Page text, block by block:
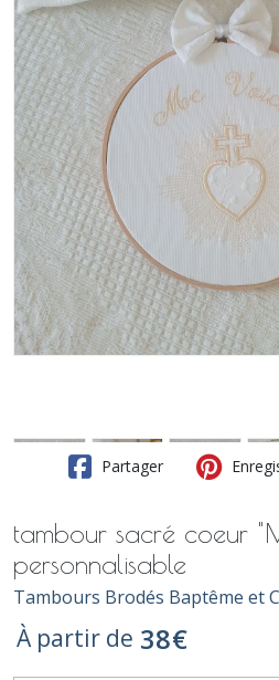
Partager
tambour sacré coeur
personnalisable
Tambours Brodés Baptême et
À partir de 38€